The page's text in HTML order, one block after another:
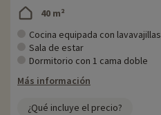
40 m²
Cocina equipada con lavavajillas
Sala de estar
Dormitorio con 1 cama doble
Más información
¿Qué incluye el precio?